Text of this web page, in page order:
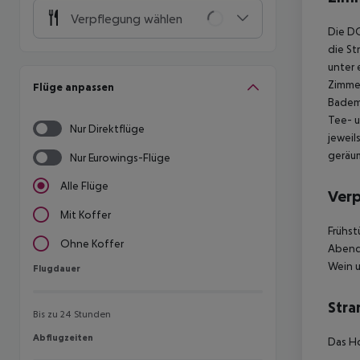
Verpflegung wählen
Flüge anpassen
Nur Direktflüge
Nur Eurowings-Flüge
Alle Flüge
Mit Koffer
Ohne Koffer
Flugdauer
Flugdauer
Bis zu 24 Stunden
Abflugzeiten
Abflugzeiten
Die
die
unter
Tee-
Wein
Das